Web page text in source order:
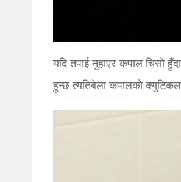
यदि तपाई नुहाएर कपाल चिसो
हुन्छ त्यतिबेला कपालको